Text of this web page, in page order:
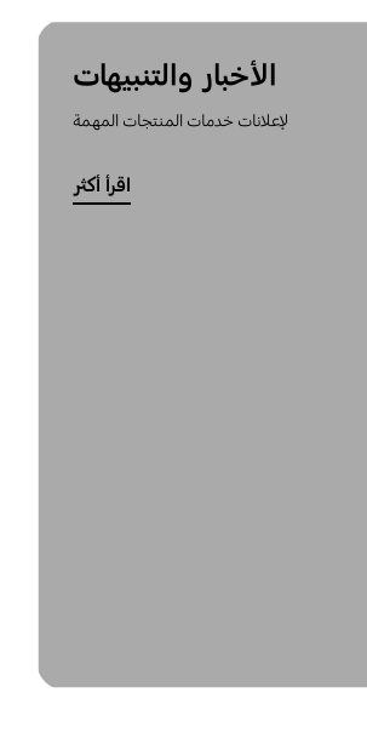
الأخبار والتنبيهات
لإعلانات خدمات المنتجات المهمة
اقرأ أكثر